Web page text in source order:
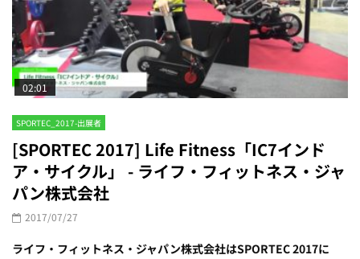
02:01
SPORTEC_2017-出展者
[SPORTEC 2017] Life Fitness「IC7インド
ア・サイクル」 - ライフ・フィットネス・ジャ
パン株式会社
2017/07/27
ライフ・フィットネス・ジャパン株式会社はSPORTEC 2017に